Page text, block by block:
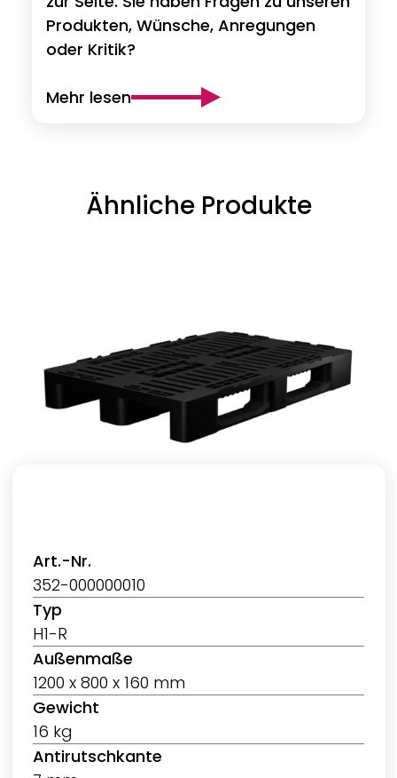
Produkten, Wünsche, Anregungen
oder Kritik?
Mehr lesen
Ähnliche Produkte
Art.-Nr.
352-000000010
Typ
H1-R
Außenmaße
1200 x 800 x 160 mm
Gewicht
16 kg
Antirutschkante